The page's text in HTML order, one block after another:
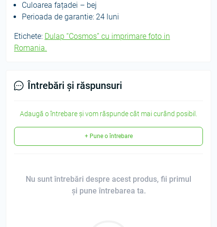
Culoarea fațadei – bej
Perioada de garantie: 24 luni
Etichete: Dulap “Cosmos” cu imprimare foto in
Romania.
Întrebări și răspunsuri
Adaugă o întrebare și vom răspunde cât mai curând posibil.
+ Pune o întrebare
Nu sunt întrebări despre acest produs, fii primul
și pune întrebarea ta.